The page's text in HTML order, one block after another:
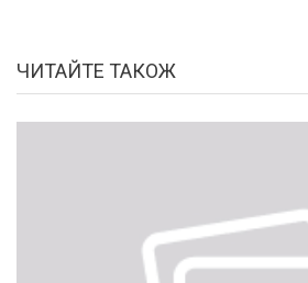
ЧИТАЙТЕ ТАКОЖ